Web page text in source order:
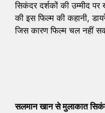
सिकंदर दर्शकों की उम्मीद
की इस फिल्म की कहानी,
जिस कारण फिल्म चल नहीं
सलमान खान से मुलाकात